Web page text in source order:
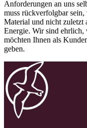
Anforderungen an uns
muss rückverfolgbar
Material und nicht zuletzt
Energie. Wir sind ehrlich,
möchten Ihnen als
geben.